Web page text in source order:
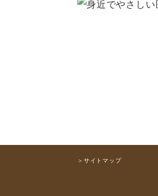
＞サイトマップ